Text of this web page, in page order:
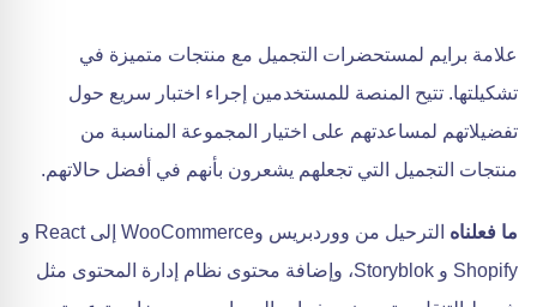
علامة برايم لمستحضرات التجميل مع منتجات متميزة في
تشكيلتها. تتيح المنصة للمستخدمين إجراء اختبار سريع حول
تفضيلاتهم لمساعدتهم على اختيار المجموعة المناسبة من
منتجات التجميل التي تجعلهم يشعرون بأنهم في أفضل حالاتهم.
ما فعلناه
الترحيل من ووردبريس وWooCommerce إلى React و
Shopify و Storyblok، وإضافة محتوى نظام إدارة المحتوى مثل